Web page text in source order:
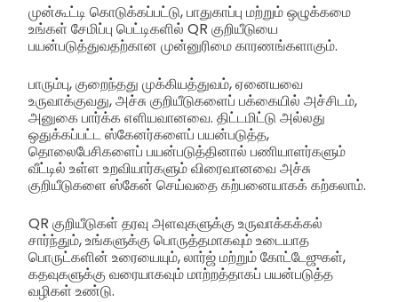
முன்கூட்டி கொடுக்கப்பட்டு, பாதுகாப்பு மற்றும் ஒழுக்கமை
உங்கள் சேமிப்பு பெட்டிகளில் QR குறியீடுயை
பயன்படுத்துவதற்கான முன்னுரிமை காரணங்களாகும்.
பாரும்பு, குறைந்தது முக்கியத்துவம், ஏனையவை
உருவாக்குவது, அச்சு குறியீடுகளைப் பக்கையில் அச்சிடம்,
அனுகை பார்க்க எளியவானவை. திட்டமிட்டு அல்லது
ஒதுக்கப்பட்ட ஸ்கேனர்களைப் பயன்படுத்த,
தொலைபேசிகளைப் பயன்படுத்தினால் பணியாளர்களும்
வீட்டில் உள்ள உறவியார்களும் விரைவானவை அச்சு
குறியீடுகளை ஸ்கேன் செய்வதை கற்பனையாகக் கற்கலாம்.
QR குறியீடுகள் தரவு அளவுகளுக்கு உருவாக்கக்கல்
சார்ந்தும், உங்களுக்கு பொருத்தமாகவும் உடையாத
பொருட்களின் உரையையும், லார்ஜ் மற்றும் கோட்டேஜுகள்,
கதவுகளுக்கு வரையாகவும் மாற்றத்தாகப் பயன்படுத்த
வழிகள் உண்டு.